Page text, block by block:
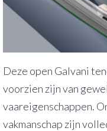
Deze open Galvani
voorzien zijn van
vaareigenschappen.
vakmanschap zijn